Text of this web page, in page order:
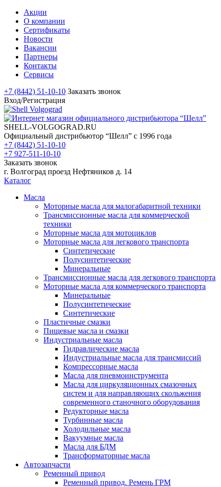
Акции
О компании
Сертификаты
Новости
Вакансии
Партнеры
Контакты
Сервисы
+7 (8442) 51-10-10 Заказать звонок
Вход/Регистрация
SHELL-VOLGOGRAD.RU
Официальный дистрибьютор “Шелл” с 1996 года
+7 (8442) 51-10-10
+7 927-511-10-10
Заказать звонок
г. Волгоград проезд Нефтяников д. 14
Каталог
Масла
Моторные масла для малогабаритной техники
Трансмиссионные масла для коммерческой
техники
Моторные масла для мотоциклов
Моторные масла для легкового транспорта
Синтетические
Полусинтетические
Минеральные
Трансмиссионные масла для легкового транспорта
Моторные масла для коммерческого транспорта
Минеральные
Полусинтетические
Синтетические
Пластичные смазки
Пищевые масла и смазки
Индустриальные масла
Гидравлические масла
Индустриальные масла для трансмиссий
Компрессорные масла
Масла для пневмоинструмента
Масла для циркуляционных смазочных
систем и для направляющих скольжения
современного станочного оборудования
Редукторные масла
Турбинные масла
Холодильные масла
Вакуумные масла
Масла для БДМ
Трансформаторные масла
Автозапчасти
Ременный привод
Ременный привод. Ремень ГРМ